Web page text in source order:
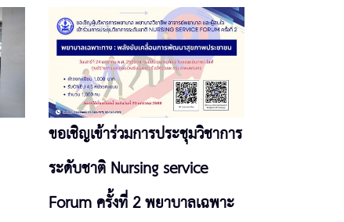
ขอเชิญเข้าร่วมการประชุมวิชาการ
ระดับชาติ Nursing service
Forum ครั้งที่ 2 พยาบาลเฉพาะ